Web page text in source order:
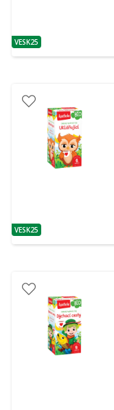
patarimas
VESK25
patarimas
VESK25